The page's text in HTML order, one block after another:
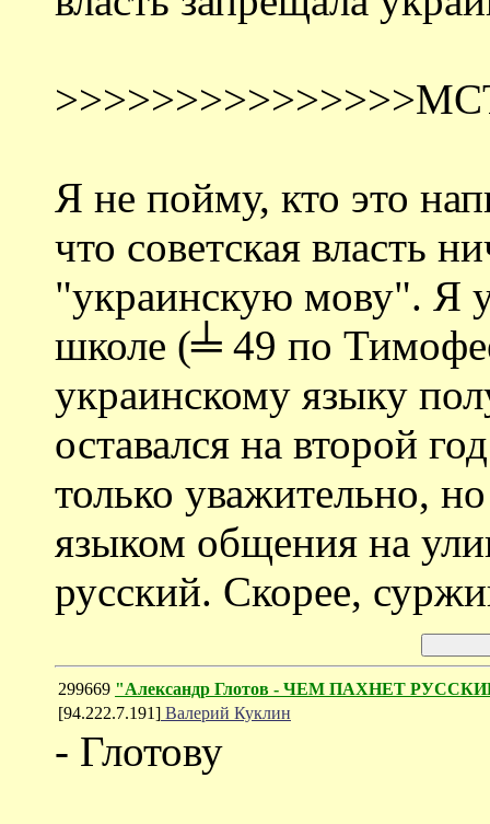
Я не пойму, кто это
что советская власть
"украинскую мову". Я
школе (╧ 49 по
украинскому языку
оставался на второй
только уважительно,
языком общения на
русский. Скорее,
299669 "Александр Глотов - ЧЕМ ПАХНЕТ
[94.222.7.191] Валерий Куклин
- Глотову